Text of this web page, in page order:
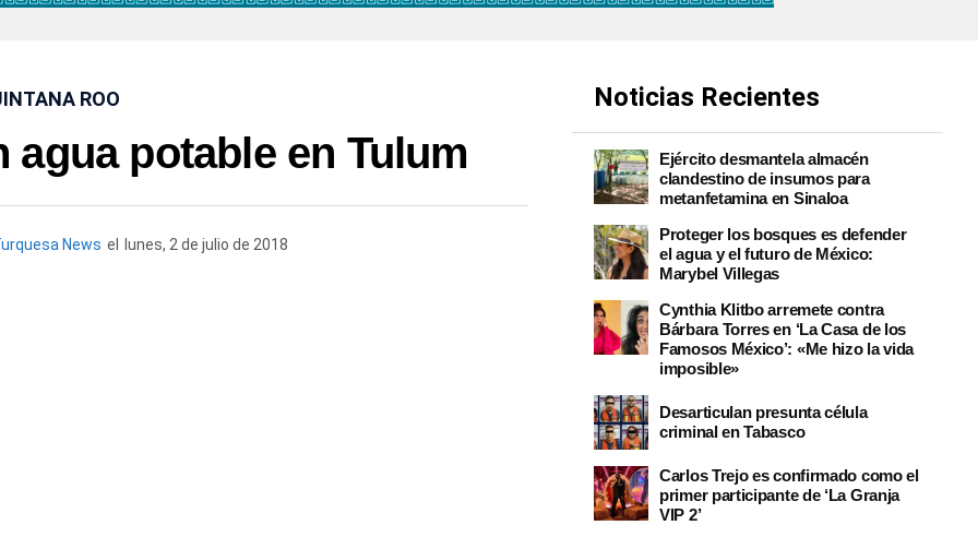
ROO
potable en Tulum
News el lunes, 2 de julio de 2018
Noticias Recientes
Ejército desmantela almacén
clandestino de insumos para
metanfetamina en Sinaloa
Proteger los bosques es defender
el agua y el futuro de México:
Marybel Villegas
Cynthia Klitbo arremete contra
Bárbara Torres en ‘La Casa de los
Famosos México’: «Me hizo la vida
imposible»
Desarticulan presunta célula
criminal en Tabasco
Carlos Trejo es confirmado como el
primer participante de ‘La Granja
VIP 2’